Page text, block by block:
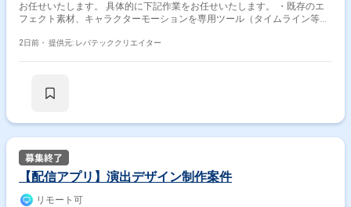
お任せいたします。 具体的に下記作業をお任せいたします。 ・既存のエ
フェクト素材、キャラクターモーションを専用ツール（タイムライン等）
のアングル、カット割り、揺れ(シェイク)、ヒットストップなどのカメラ
2日前・ 提供元: レバテッククリエイター
【配信アプリ】演出デザイン制作案件
リモート可